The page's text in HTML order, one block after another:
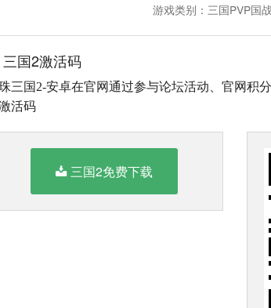
游戏类别：三国PVP国
三国2激活码
三国2-安卓在官网通过参与论坛活动、官网积
活码
三国2免费下载